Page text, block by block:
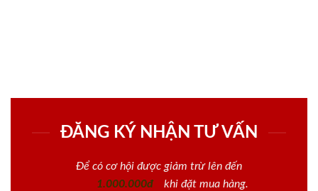
ĐĂNG KÝ NHẬN TƯ VẤN
Để có cơ hội được giảm trừ lên đến
1.000.000đ
khi đặt mua hàng.